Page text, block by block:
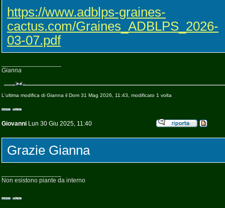
https://www.adblps-graines-
cactus.com/Graines_ADBLPS_2026-
03-07.pdf
Gianna
L'ultima modifica di Gianna il Dom 31 Mag 2026, 11:43, modificato 1 volta
Giovanni Lun 30 Giu 2025, 11:40
Grazie Gianna
Non esistono piante da interno